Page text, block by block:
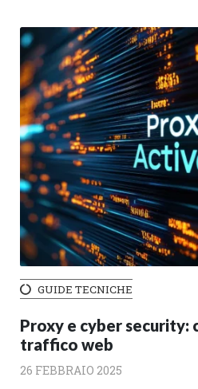
GUIDE TECNICHE
Proxy e cyber security:
traffico web
26 FEBBRAIO 2025